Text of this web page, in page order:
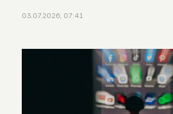
03.07.2026, 07:41